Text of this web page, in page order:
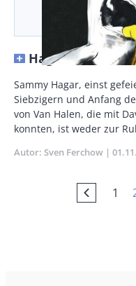
Hagar und
Vorspann
/
Teaser
Sammy Hagar, einst
Siebzigern und Anfang
von Van Halen, die mit
konnten, ist weder zur
Autor Sven Ferchow
Seitennummerierung
1